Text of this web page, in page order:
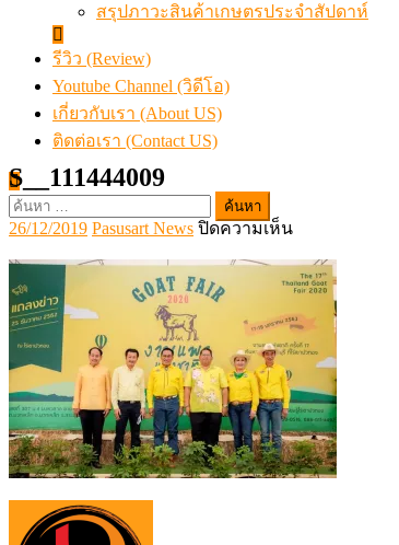
สรุปภาวะสินค้าเกษตรประจำสัปดาห์
รีวิว (Review)
Youtube Channel (วิดีโอ)
เกี่ยวกับเรา (About US)
ติดต่อเรา (Contact US)
ค้นหา
สำหรับ:
S__111444009
Posted
on
26/12/2019Author
Pasusart News ปิดความเห็นบน